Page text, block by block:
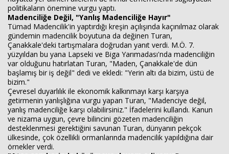
politikaların önemine vurgu yaptı.
Madenciliğe Değil, "Yanlış Madenciliğe Hayır"
Tümad Madencilik'in yaptırdığı kreşin açılışında kaçınılmaz olarak
gündemin madencilik boyutuna da değinen Turan,
Çanakkale'deki tartışmalara doğrudan yanıt verdi. M.Ö. 7.
yüzyıldan bu yana Lapseki ve Biga Yarımadası'nda madenciliğin
var olduğunu hatırlatan Turan, "Maden, Çanakkale'de dün
başlamış bir iş değil" dedi ve ekledi: "Yerin altı da bizim, üstü de
bizim."
Çevresel duyarlılık ile ekonomik kalkınmayı karşı karşıya
getirmenin yanlışlığına vurgu yapan Turan, "Madenciye değil,
yanlış madenciliğe karşı olabilirsiniz." İfadelerini kullandı. Kanun
ve nizama uygun, çevre bilincini gözeten madenciliğin
desteklenmesi gerektiğini savunan Turan, dünyanın pekçok
ülkesinde, çok özellikli ormanlarında madencilik yapıldığına dair
örnekler verdi.